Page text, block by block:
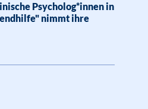
Psycholog*innen in
nimmt ihre